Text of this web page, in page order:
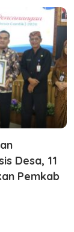
Desa, 11
Pemkab